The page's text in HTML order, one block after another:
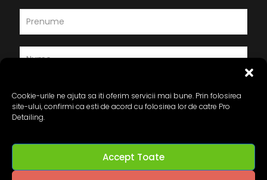
Cookie-urile ne ajuta sa iti oferim servicii mai bune. Prin folosirea
site-ului, confirmi ca esti de acord cu folosirea lor de catre Pro
Detailing.
Accept Toate